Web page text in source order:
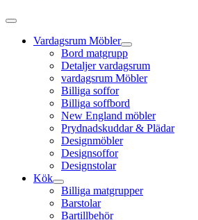
Vardagsrum Möbler
Bord matgrupp
Detaljer vardagsrum
vardagsrum Möbler
Billiga soffor
Billiga soffbord
New England möbler
Prydnadskuddar & Plädar
Designmöbler
Designsoffor
Designstolar
Kök
Billiga matgrupper
Barstolar
Bartillbehör